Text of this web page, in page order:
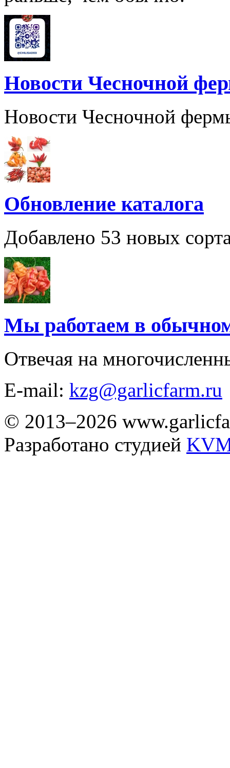
Новости Чесночной
Новости Чесночной
Обновление каталога
Добавлено 53 новых
Мы работаем в
Отвечая на
E-mail: kzg@garlicfarm.ru
© 2013–2026
Разработано студией